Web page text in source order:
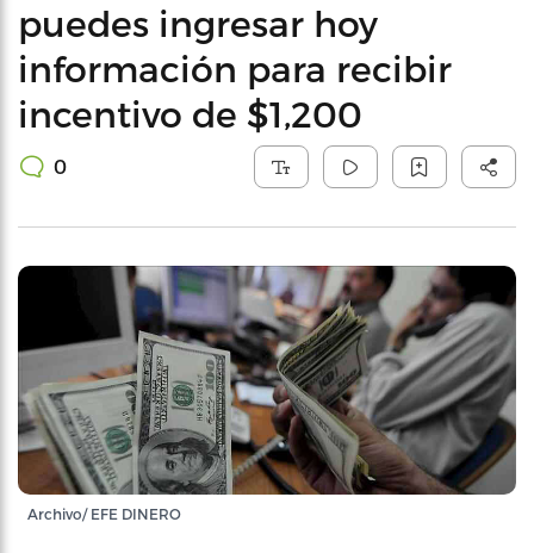
puedes ingresar hoy
información para recibir
incentivo de $1,200
0
Archivo/ EFE DINERO